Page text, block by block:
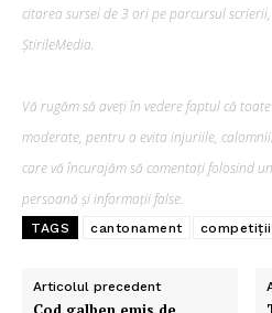
citarea sursei de 3 ori pe parcursul
ȘtirileMedia.
Vă rugăm să aveți în vedere faptul că
moderate, pentru a evita injuriile,
care vă încurajăm să comentați folosind
persoană și informații false.
TAGS cantonament competiții
Articolul precedent